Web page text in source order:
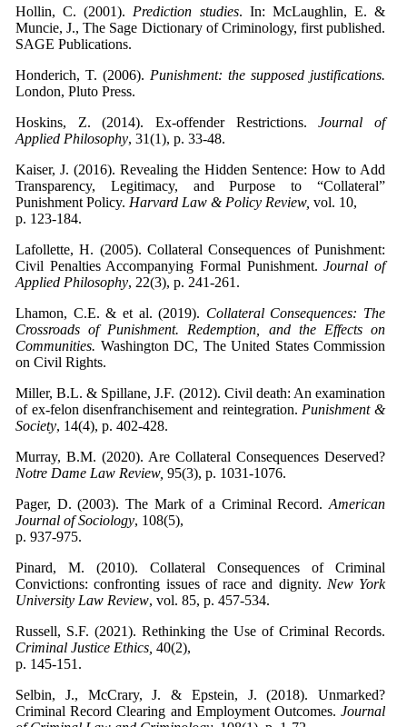
Hollin, C. (2001). Prediction studies. In: McLaughlin, E. &
Muncie, J., The Sage Dictionary of Criminology, first published.
SAGE Publications.
Honderich, T. (2006). Punishment: the supposed justifications.
London, Pluto Press.
Hoskins, Z. (2014). Ex-offender Restrictions.Journal of
Applied Philosophy, 31(1), p. 33-48.
Kaiser, J. (2016). Revealing the Hidden Sentence: How to Add
Transparency, Legitimacy, and Purpose to “Collateral”
Punishment Policy. Harvard Law & Policy Review, vol. 10,
p. 123-184.
Lafollette, H. (2005). Collateral Consequences of Punishment:
Civil Penalties Accompanying Formal Punishment.Journal of
Applied Philosophy, 22(3), p. 241-261.
Lhamon, C.E. & et al. (2019). Collateral Consequences: The
Crossroads of Punishment. Redemption, and the Effects on
Communities. Washington DC, The United States Commission
on Civil Rights.
Miller, B.L. & Spillane, J.F. (2012). Civil death: An examination
of ex-felon disenfranchisement and reintegration. Punishment &
Society, 14(4), p. 402-428.
Murray, B.M. (2020). Are Collateral Consequences Deserved?
Notre Dame Law Review, 95(3), p. 1031-1076.
Pager, D. (2003). The Mark of a Criminal Record. American
Journal of Sociology, 108(5),
p. 937-975.
Pinard, M. (2010). Collateral Consequences of Criminal
Convictions: confronting issues of race and dignity. New York
University Law Review, vol. 85, p. 457-534.
Russell, S.F. (2021). Rethinking the Use of Criminal Records.
Criminal Justice Ethics, 40(2),
p. 145-151.
Selbin, J., McCrary, J. & Epstein, J. (2018). Unmarked?
Criminal Record Clearing and Employment Outcomes. Journal